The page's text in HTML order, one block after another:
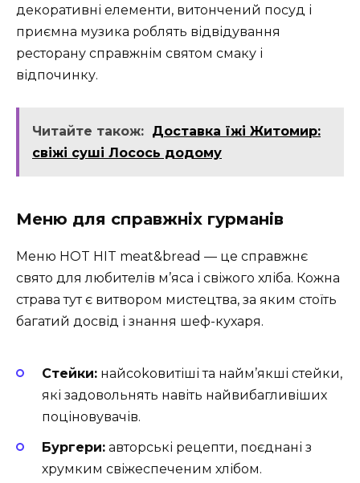
декоративні елементи, витончений посуд і
приємна музика роблять відвідування
ресторану справжнім святом смаку і
відпочинку.
Читайте також: Доставка їжі Житомир:
свіжі суші Лосось додому
Меню для справжніх гурманів
Меню HOT HIT meat&bread — це справжнє
свято для любителів м’яса і свіжого хліба. Кожна
страва тут є витвором мистецтва, за яким стоїть
багатий досвід і знання шеф-кухаря.
Стейки: найсokовитіші та найм’якші стейки,
які задовольнять навіть найвибагливіших
поціновувачів.
Бургери: авторські рецепти, поєднані з
хрумким свіжеспеченим хлібом.